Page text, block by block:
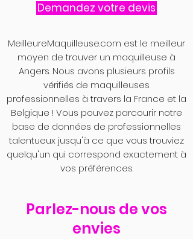
Demandez votre devis
MeilleureMaquilleuse.com est le meilleur
moyen de trouver un maquilleuse à
Angers. Nous avons plusieurs profils
vérifiés de maquilleuses
professionnelles à travers la France et la
Belgique ! Vous pouvez parcourir notre
base de données de professionnelles
talentueux jusqu'à ce que vous trouviez
quelqu'un qui correspond exactement à
vos préférences.
Parlez-nous de vos
envies